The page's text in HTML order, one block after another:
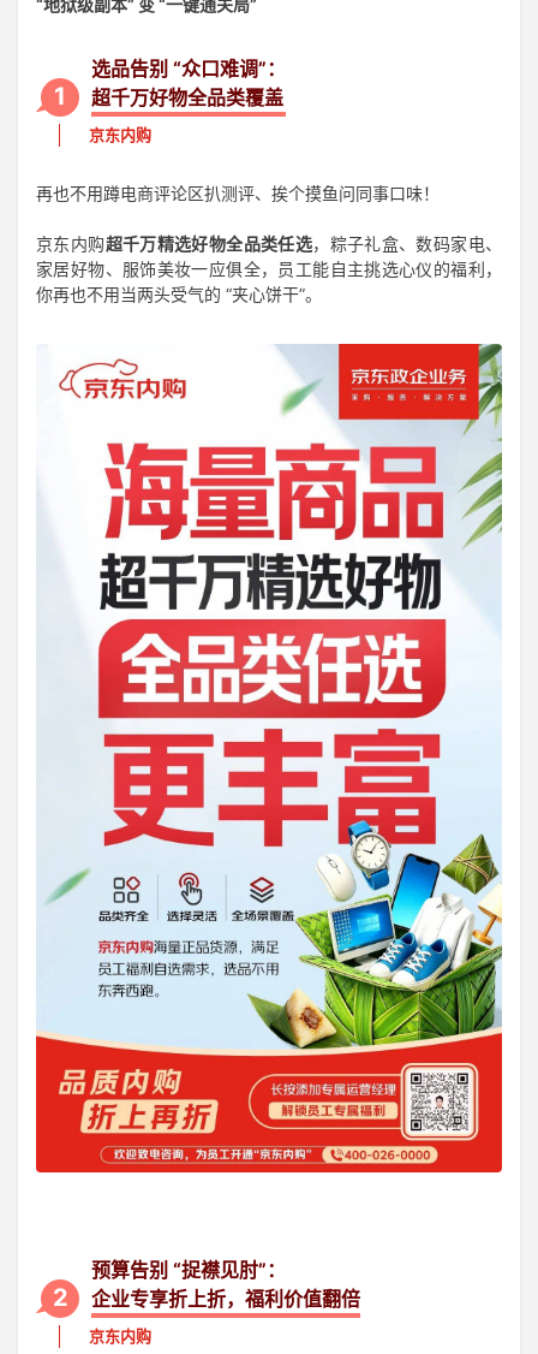
1
选品告别 “众口难调”：
超千万好物全品类覆盖
京东内购
再也不用蹲电商评论区扒测评、挨个摸鱼问同事口味！
京东内购超千万精选好物全品类任选，粽子礼盒、数码家电、
家居好物、服饰美妆一应俱全，员工能自主挑选心仪的福利，
你再也不用当两头受气的 “夹心饼干”。
2
预算告别 “捉襟见肘”：
企业专享折上折，福利价值翻倍
京东内购